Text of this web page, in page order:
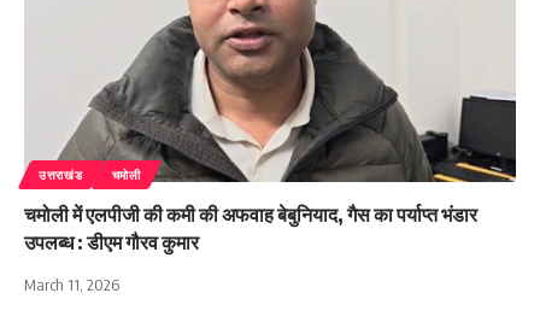
उत्तराखंड चमोली
चमोली में एलपीजी की कमी की अफवाह बेबुनियाद, गैस का पर्याप्त भंडार
उपलब्ध : डीएम गौरव कुमार
March 11, 2026